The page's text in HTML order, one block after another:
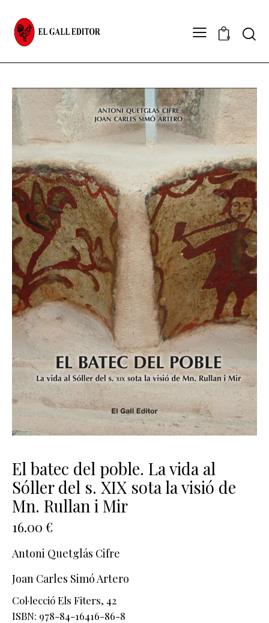
0
El batec del poble. La vida al
Sóller del s. XIX sota la visió de
Mn. Rullan i Mir
16.00 €
Antoni Quetglás Cifre
Joan Carles Simó Artero
Col·lecció Els Fiters, 42
ISBN: 978-84-16416-86-8